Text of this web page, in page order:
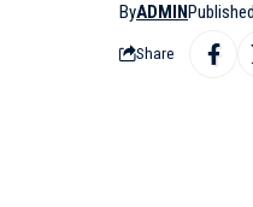
ByADMIN
Share